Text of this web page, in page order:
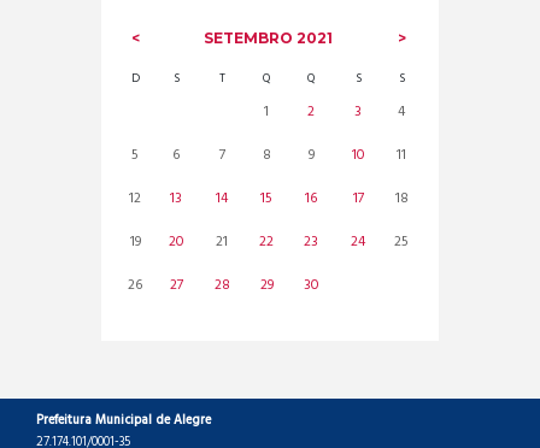
SETEMBRO 2021
D S T Q Q S S
1 2 3
4
5
6 7 8 9 10
11
12
13 14 15 16 17
18
19
20 21 22 23 24
25
26
27 28 29 30
Prefeitura Municipal de Alegre
27.174.101/0001-35